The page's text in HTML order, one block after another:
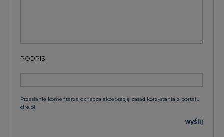
Przesłanie komentarza oznacza akceptację zasad korzystania z portalu